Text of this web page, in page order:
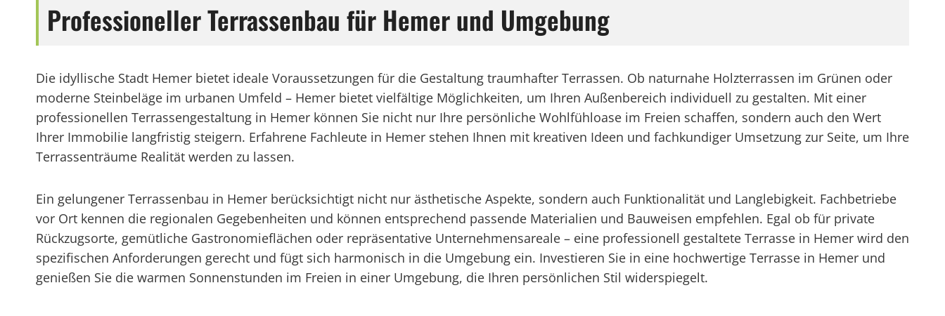
Professioneller Terrassenbau für Hemer und Umgebung
Die idyllische Stadt Hemer bietet ideale Voraussetzungen für die Gestaltung traumhafter Terrassen. Ob naturnahe Holzterrassen im Grünen oder
moderne Steinbeläge im urbanen Umfeld – Hemer bietet vielfältige Möglichkeiten, um Ihren Außenbereich individuell zu gestalten. Mit einer
professionellen Terrassengestaltung in Hemer können Sie nicht nur Ihre persönliche Wohlfühloase im Freien schaffen, sondern auch den Wert
Ihrer Immobilie langfristig steigern. Erfahrene Fachleute in Hemer stehen Ihnen mit kreativen Ideen und fachkundiger Umsetzung zur Seite, um Ihre
Terrassenträume Realität werden zu lassen.
Ein gelungener Terrassenbau in Hemer berücksichtigt nicht nur ästhetische Aspekte, sondern auch Funktionalität und Langlebigkeit. Fachbetriebe
vor Ort kennen die regionalen Gegebenheiten und können entsprechend passende Materialien und Bauweisen empfehlen. Egal ob für private
Rückzugsorte, gemütliche Gastronomieflächen oder repräsentative Unternehmensareale – eine professionell gestaltete Terrasse in Hemer wird den
spezifischen Anforderungen gerecht und fügt sich harmonisch in die Umgebung ein. Investieren Sie in eine hochwertige Terrasse in Hemer und
genießen Sie die warmen Sonnenstunden im Freien in einer Umgebung, die Ihren persönlichen Stil widerspiegelt.